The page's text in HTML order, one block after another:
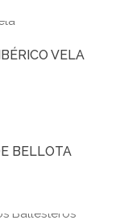
VELA
BELLOTA